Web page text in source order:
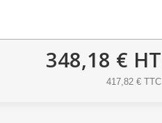
348,18 € HT
417,82 € TTC